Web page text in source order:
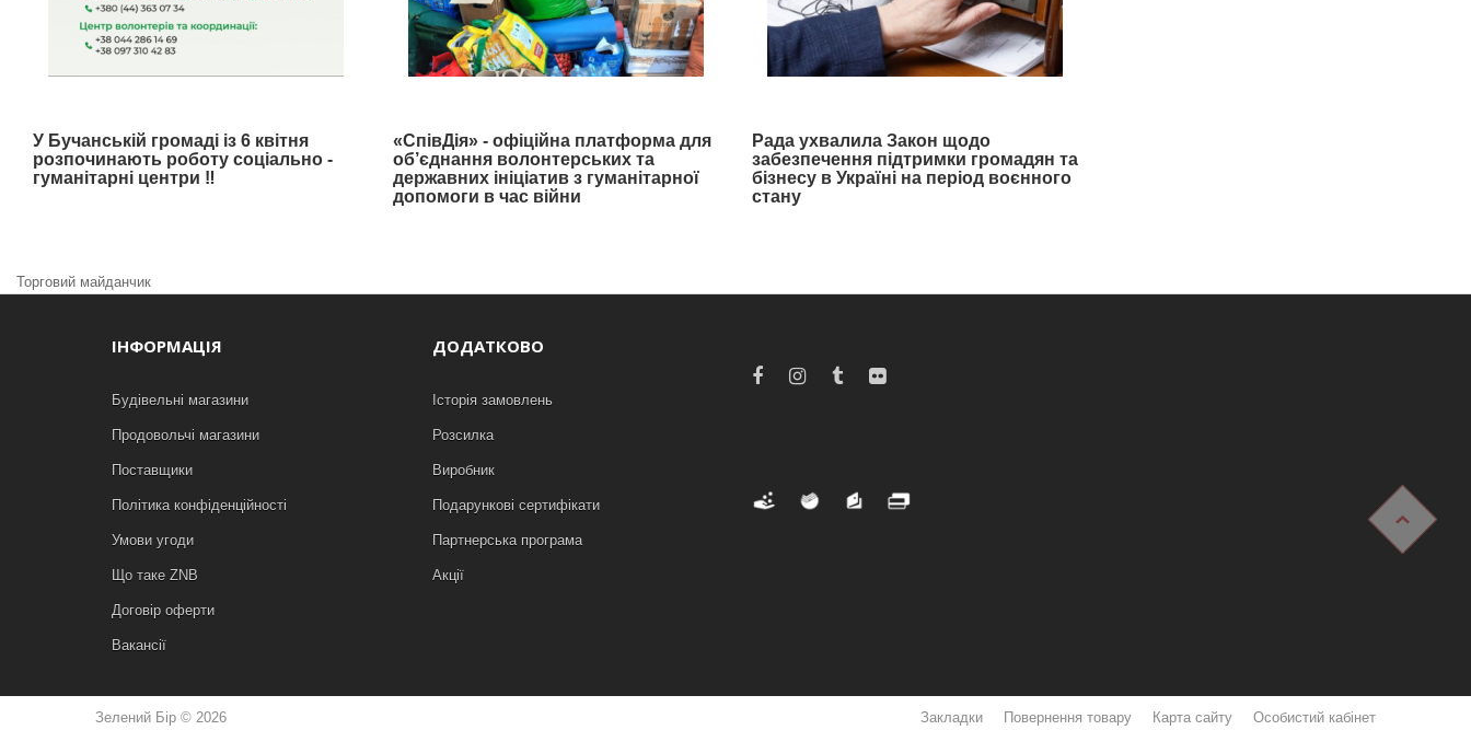
У Бучанській громаді із 6 квітня
розпочинають роботу соціально -
гуманітарні центри ‼️
«СпівДія» - офіційна платформа для
об’єднання волонтерських та
державних ініціатив з гуманітарної
допомоги в час війни
Рада ухвалила Закон щодо
забезпечення підтримки громадян та
бізнесу в Україні на період воєнного
стану
Торговий майданчик
ІНФОРМАЦІЯ
Будівельні магазини
Продовольчі магазини
Поставщики
Політика конфіденційності
Умови угоди
Що таке ZNB
Договір оферти
Вакансії
ДОДАТКОВО
Історія замовлень
Розсилка
Виробник
Подарункові сертифікати
Партнерська програма
Акції
Закладки Повернення товару Карта сайту Особистий кабінет
Зелений Бір © 2026